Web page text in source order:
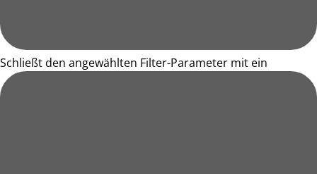
Schließt den angewählten Filter-Parameter mit ein